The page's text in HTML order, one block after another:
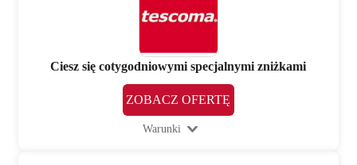
Ciesz się cotygodniowymi specjalnymi zniżkami
ZOBACZ OFERTĘ
Warunki